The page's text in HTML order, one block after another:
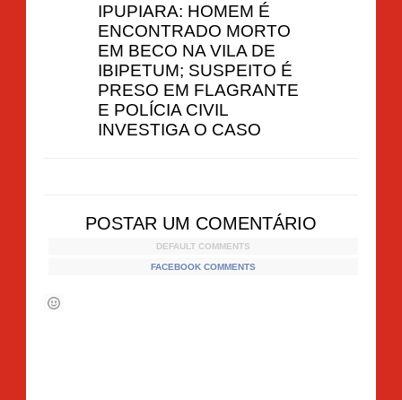
IPUPIARA: HOMEM É
ENCONTRADO MORTO
EM BECO NA VILA DE
IBIPETUM; SUSPEITO É
PRESO EM FLAGRANTE
E POLÍCIA CIVIL
INVESTIGA O CASO
POSTAR UM COMENTÁRIO
DEFAULT COMMENTS
FACEBOOK COMMENTS